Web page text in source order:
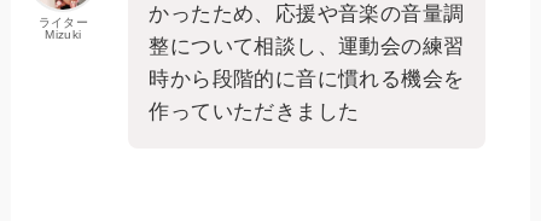
ライター
Mizuki
かったため、応援や音楽の音量調
整について相談し、運動会の練習
時から段階的に音に慣れる機会を
作っていただきました